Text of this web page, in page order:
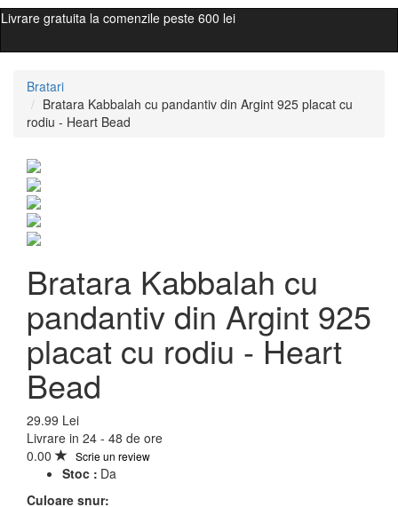
Livrare gratuita la comenzile peste 600 lei
Bratari
Bratara Kabbalah cu pandantiv din Argint 925 placat cu
rodiu - Heart Bead
Bratara Kabbalah cu
pandantiv din Argint 925
placat cu rodiu - Heart
Bratara Kabbalah cu
pandantiv din Argint 925
placat cu rodiu - Heart
Bead
29.99 Lei
Livrare in 24 - 48 de ore
0.00
Scrie un review
Stoc : Da
Culoare snur: